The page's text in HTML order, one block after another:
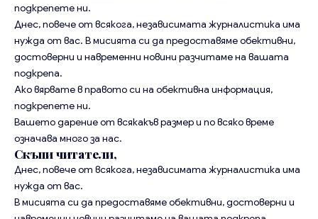
подкрепете ни.
Днес, повече от всякога, независимата журналистика има
нужда от вас. В мисията си да предоставяме обективни,
достоверни и навременни новини разчитаме на вашата
подкрепа.
Ако вярвате в правото си на обективна информация,
подкрепете ни.
Вашето дарение от всякакъв размер и по всяко време
означава много за нас.
Скъпи читатели,
Днес, повече от всякога, независимата журналистика има
нужда от вас.
В мисията си да предоставяме обективни, достоверни и